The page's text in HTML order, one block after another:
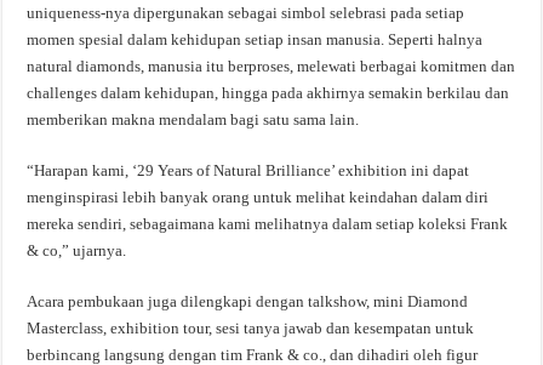
uniqueness-nya dipergunakan sebagai simbol selebrasi pada setiap
momen spesial dalam kehidupan setiap insan manusia. Seperti halnya
natural diamonds, manusia itu berproses, melewati berbagai komitmen dan
challenges dalam kehidupan, hingga pada akhirnya semakin berkilau dan
memberikan makna mendalam bagi satu sama lain.
“Harapan kami, ‘29 Years of Natural Brilliance’ exhibition ini dapat
menginspirasi lebih banyak orang untuk melihat keindahan dalam diri
mereka sendiri, sebagaimana kami melihatnya dalam setiap koleksi Frank
& co,” ujarnya.
Acara pembukaan juga dilengkapi dengan talkshow, mini Diamond
Masterclass, exhibition tour, sesi tanya jawab dan kesempatan untuk
berbincang langsung dengan tim Frank & co., dan dihadiri oleh figur